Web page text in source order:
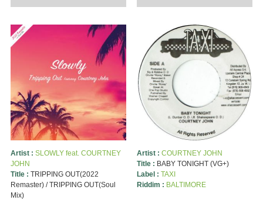
Artist : SLOWLY feat. COURTNEY
JOHN
Title : TRIPPING OUT(2022
Remaster) / TRIPPING OUT(Soul
Mix)
Artist : COURTNEY JOHN
Title : BABY TONIGHT (VG+)
Label : TAXI
Riddim : BALTIMORE